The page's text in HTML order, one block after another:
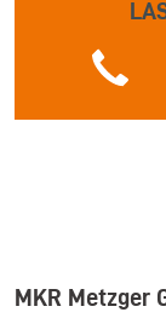
MKR Metzger